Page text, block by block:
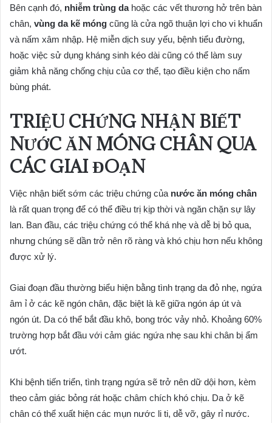
Bên cạnh đó, nhiễm trùng dahoặc các vết thương hở trên bàn
chân, vùng da kẽ móng cũng là cửa ngõ thuận lợi cho vi khuẩn
và nấm xâm nhập. Hệ miễn dịch suy yếu, bệnh tiểu đường,
hoặc việc sử dụng kháng sinh kéo dài cũng có thể làm suy
giảm khả năng chống chịu của cơ thể, tạo điều kiện cho nấm
bùng phát.
TRIỆU CHỨNG NHẬN BIẾT
NƯỚC ĂN MÓNG CHÂNQUA
CÁC GIAI ĐOẠN
Việc nhận biết sớm các triệu chứng của nước ăn móng chân
là rất quan trọng để có thể điều trị kịp thời và ngăn chặn sự lây
lan. Ban đầu, các triệu chứng có thể khá nhẹ và dễ bị bỏ qua,
nhưng chúng sẽ dần trở nên rõ ràng và khó chịu hơn nếu không
được xử lý.
Giai đoạn đầu thường biểu hiện bằng tình trạng da đỏ nhẹ, ngứa
âm ỉ ở các kẽ ngón chân, đặc biệt là kẽ giữa ngón áp út và
ngón út. Da có thể bắt đầu khô, bong tróc vảy nhỏ. Khoảng 60%
trường hợp bắt đầu với cảm giác ngứa nhẹ sau khi chân bị ẩm
ướt.
Khi bệnh tiến triển, tình trạng ngứa sẽ trở nên dữ dội hơn, kèm
theo cảm giác bỏng rát hoặc châm chích khó chịu. Da ở kẽ
chân có thể xuất hiện các mụn nước li ti, dễ vỡ, gây rỉ nước.